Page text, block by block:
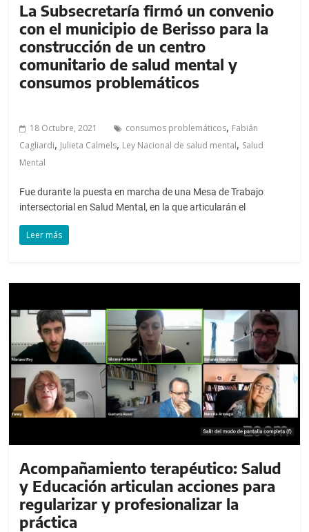
La Subsecretaría firmó un convenio
con el municipio de Berisso para la
construcción de un centro
comunitario de salud mental y
consumos problemáticos
18 Octubre, 2021 consumos problemáticos, Fabián
Cagliardi, Julieta Calmels, Ley Nacional de salud mental, Salud
Mental
Fue durante la puesta en marcha de una Mesa de Trabajo
intersectorial en Salud Mental, en la que articularán el
Leer más
Acompañamiento terapéutico: Salud
y Educación articulan acciones para
regularizar y profesionalizar la
práctica